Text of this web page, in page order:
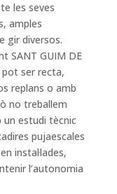
les seves
amples
gir diversos.
SANT GUIM DE
pot ser recta,
replans o amb
no treballem
un estudi tècnic
pujaescales
instal·lades,
l’autonomia